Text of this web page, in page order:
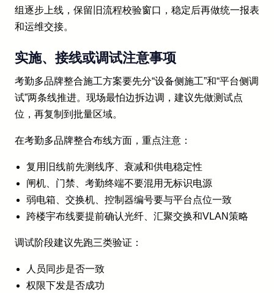
组逐步上线，保留旧流程校验窗口，稳定后再做统一报表
和运维交接。
实施、接线或调试注意事项
考勤多品牌整合施工方案要先分“设备侧施工”和“平台侧调
试”两条线推进。现场最怕边拆边调，建议先做测试点
位，再复制到批量区域。
在考勤多品牌整合布线方面，重点注意：
复用旧线前先测线序、衰减和供电稳定性
闸机、门禁、考勤终端不要混用无标识电源
弱电箱、交换机、控制器编号要与平台点位一致
跨楼宇布线要提前确认光纤、汇聚交换和VLAN策略
调试阶段建议先跑三类验证：
人员同步是否一致
权限下发是否成功